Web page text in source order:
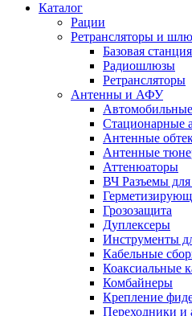
Каталог
Рации
Ретрансляторы и
Базовая станция
Радиошлюзы
Ретрансляторы
Антенны и АФУ
Стационарные
Антенные
Антенные
Аттенюаторы
ВЧ Разъемы для
Грозозащита
Дуплексеры
Инструменты
Кабельные
Коаксиальные
Комбайнеры
Крепление
Переходники и